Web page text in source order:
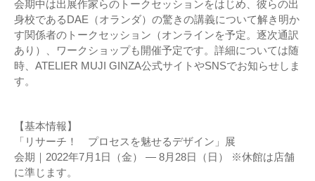
会期中は出展作家らのトークセッションをはじめ、彼らの出
身校であるDAE（オランダ）の驚きの講義について解き明か
す関係者のトークセッション（オンラインを予定。逐次通訳
あり）、ワークショップも開催予定です。詳細については随
時、ATELIER MUJI GINZA公式サイトやSNSでお知らせしま
す。
【基本情報】
「リサーチ！ プロセスを魅せるデザイン」展
会期｜2022年7月1日（金） ― 8月28日（日） ※休館は店舗
に準じます。